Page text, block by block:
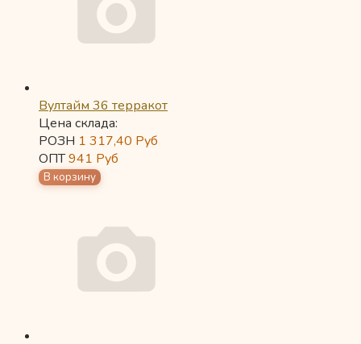
Вултайм 36 терракот
Цена склада:
РОЗН 1 317,40 Руб
ОПТ941 Руб